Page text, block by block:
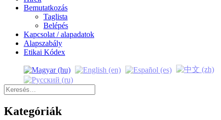
Bemutatkozás
Taglista
Belépés
Kapcsolat / alapadatok
Alapszabály
Etikai Kódex
Keresés:
Kategóriák